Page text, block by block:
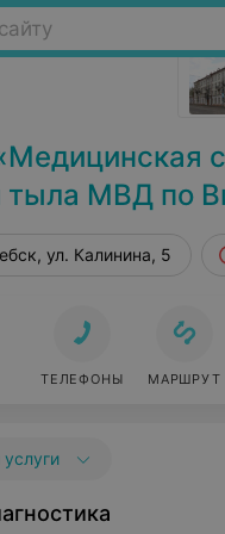
тыла МВД по
ул. Калинина, 5
ТЕЛЕФОНЫ МАРШРУТ